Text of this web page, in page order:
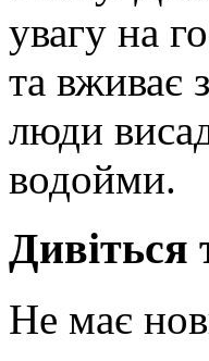
увагу на
та вживає
люди
водойми.
Дивіться
Не має